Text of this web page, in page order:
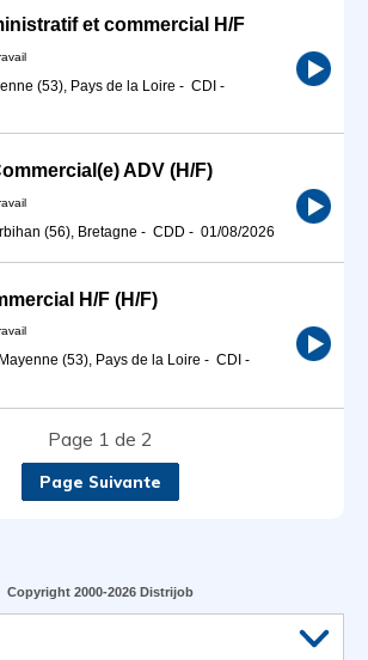
et commercial H/F
(53), Pays de la Loire - CDI -
ADV (H/F)
(56), Bretagne - CDD - 01/08/2026
H/F (H/F)
(53), Pays de la Loire - CDI -
Page 1 de 2
Page Suivante
Copyright 2000-2026 Distrijob